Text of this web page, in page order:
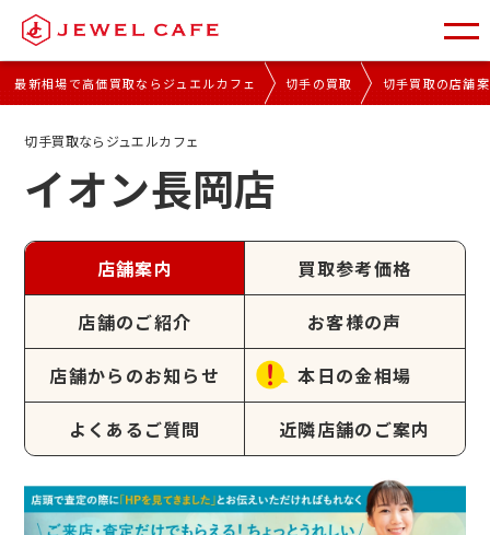
最新相場で高価買取ならジュエルカフェ 切手の買取 切手買取の店舗
切手買取ならジュエルカフェ
イオン長岡店
店舗案内 買取参考価格
店舗のご紹介 お客様の声
店舗からのお知らせ 本日の金相場
よくあるご質問 近隣店舗のご案内